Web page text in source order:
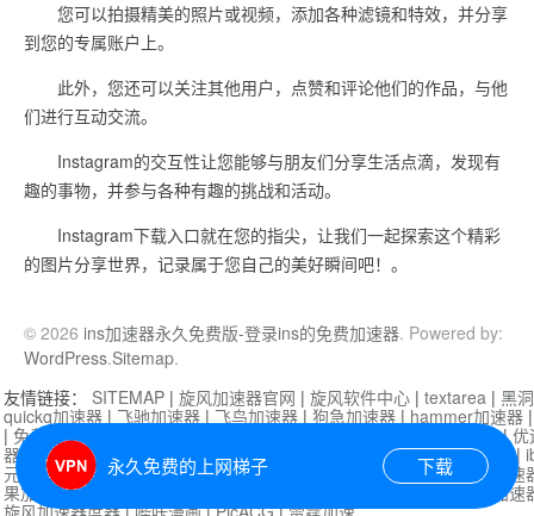
您可以拍摄精美的照片或视频，添加各种滤镜和特效，并分享
到您的专属账户上。
此外，您还可以关注其他用户，点赞和评论他们的作品，与他
们进行互动交流。
Instagram的交互性让您能够与朋友们分享生活点滴，发现有
趣的事物，并参与各种有趣的挑战和活动。
Instagram下载入口就在您的指尖，让我们一起探索这个精彩
的图片分享世界，记录属于您自己的美好瞬间吧！。
© 2026 ins加速器永久免费版-登录ins的免费加速器. Powered by:
WordPress.Sitemap.
永久免费的上网梯子 下载
友情链接： SITEMAP | 旋风加速器官网 | 旋风软件中心 | textarea | 黑
quickq加速器 | 飞驰加速器 | 飞鸟加速器 | 狗急加速器 | hammer加速器
| 免费vqn加速外网 迷雾通|优
器| 快柠檬加速器|黑洞加速 |falemon 快橙加速器|anycast加速器 |
元机场加速器 |一元机场|老王加速器 | 白石山|
小牛加速
果加速器|黑洞加速
芒果加速